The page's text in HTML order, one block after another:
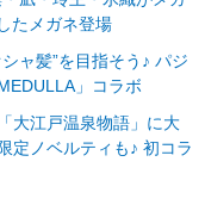
たメガネ登場
ャ髪”を目指そう♪ パジ
」コラボ
大江戸温泉物語」に大
定ノベルティも♪ 初コラ